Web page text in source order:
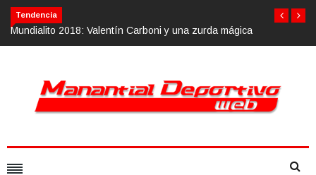
Tendencia
Carboni y una zurda mágicaCalvario Race 2018, 10 de